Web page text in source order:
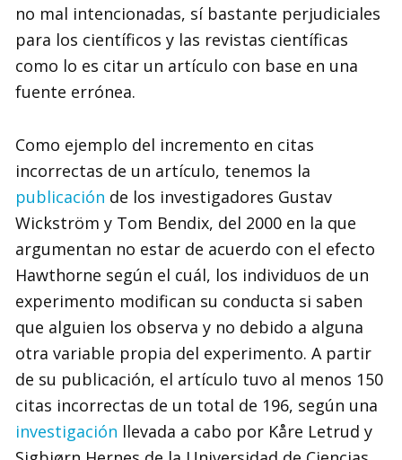
no mal intencionadas, sí bastante perjudiciales
para los científicos y las revistas científicas
como lo es citar un artículo con base en una
fuente errónea.
Como ejemplo del incremento en citas
incorrectas de un artículo, tenemos la
publicación de los investigadores Gustav
Wickström y Tom Bendix, del 2000 en la que
argumentan no estar de acuerdo con el efecto
Hawthorne según el cuál, los individuos de un
experimento modifican su conducta si saben
que alguien los observa y no debido a alguna
otra variable propia del experimento. A partir
de su publicación, el artículo tuvo al menos 150
citas incorrectas de un total de 196, según una
investigación llevada a cabo por Kåre Letrud y